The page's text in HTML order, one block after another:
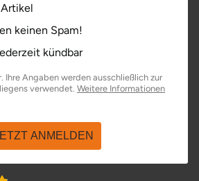
keinen Spam!
kündbar
Ihre Angaben werden ausschließlich zur
verwendet. Weitere Informationen
in neuem Fenster
ANMELDEN